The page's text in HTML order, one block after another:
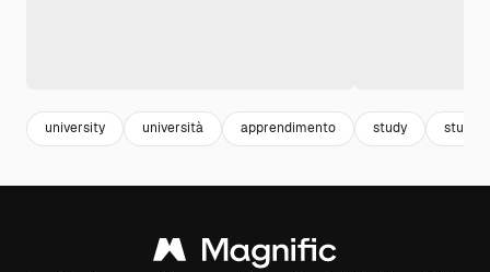
university università apprendimento study studio